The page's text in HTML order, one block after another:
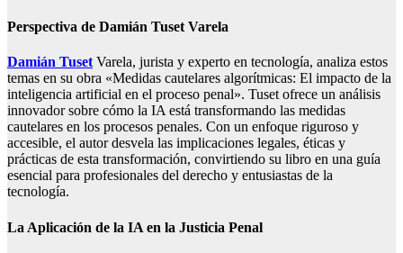
Perspectiva de Damián Tuset Varela
Damián Tuset Varela, jurista y experto en tecnología, analiza estos
temas en su obra «Medidas cautelares algorítmicas: El impacto de la
inteligencia artificial en el proceso penal». Tuset ofrece un análisis
innovador sobre cómo la IA está transformando las medidas
cautelares en los procesos penales. Con un enfoque riguroso y
accesible, el autor desvela las implicaciones legales, éticas y
prácticas de esta transformación, convirtiendo su libro en una guía
esencial para profesionales del derecho y entusiastas de la
tecnología.
La Aplicación de la IA en la Justicia Penal